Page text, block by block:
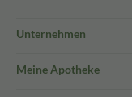
Unternehmen
Meine Apotheke